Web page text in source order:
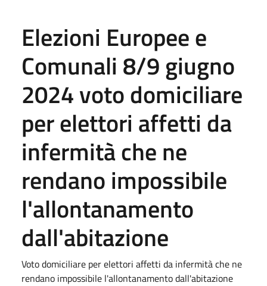
Elezioni Europee e
Comunali 8/9 giugno
2024 voto domiciliare
per elettori affetti da
infermità che ne
rendano impossibile
l'allontanamento
dall'abitazione
Voto domiciliare per elettori affetti da infermità che ne
rendano impossibile l'allontanamento dall'abitazione